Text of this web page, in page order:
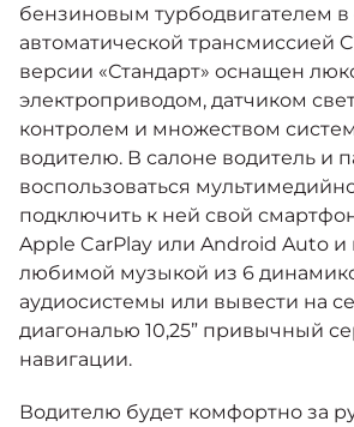
Практичный
кроссовер
от 3 125 000 ₽*
бензиновым турбодвигателем в
автоматической трансмиссией
версии «Стандарт» оснащен
электроприводом, датчиком
контролем и множеством
водителю. В салоне водитель и
воспользоваться
подключить к ней свой
Apple CarPlay или Android Auto и
любимой музыкой из 6
аудиосистемы или вывести на
диагональю 10,25” привычный
навигации.
Водителю будет комфортно за